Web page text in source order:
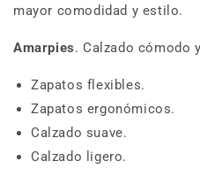
mayor comodidad y estilo.
Amarpies. Calzado cómodo
Zapatos flexibles.
Zapatos ergonómicos.
Calzado suave.
Calzado ligero.